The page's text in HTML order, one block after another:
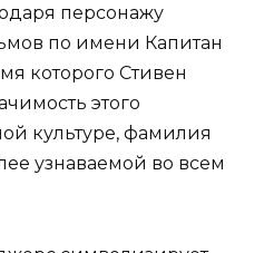
персонажу
по имени Капитан
которого Стивен
этого
культуре, фамилия
узнаваемой во всем